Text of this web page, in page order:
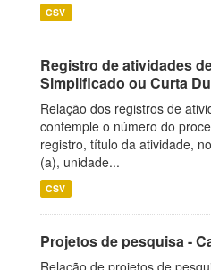
CSV
Registro de atividades
Simplificado ou Curta
Relação dos registros de
contemple o número do
registro, título da atividade,
(a), unidade...
CSV
Projetos de pesquisa -
Relação de projetos de